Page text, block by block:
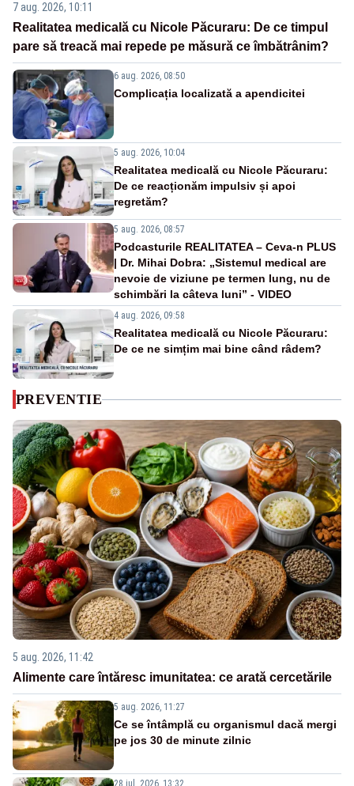
7 aug. 2026, 10:11
Realitatea medicală cu Nicole Păcuraru: De ce timpul
pare să treacă mai repede pe măsură ce îmbătrânim?
6 aug. 2026, 08:50
Complicația localizată a apendicitei
5 aug. 2026, 10:04
Realitatea medicală cu Nicole Păcuraru:
De ce reacționăm impulsiv și apoi
regretăm?
5 aug. 2026, 08:57
Podcasturile REALITATEA – Ceva-n PLUS
| Dr. Mihai Dobra: „Sistemul medical are
nevoie de viziune pe termen lung, nu de
schimbări la câteva luni” - VIDEO
4 aug. 2026, 09:58
Realitatea medicală cu Nicole Păcuraru:
De ce ne simțim mai bine când râdem?
PREVENTIE
5 aug. 2026, 11:42
Alimente care întăresc imunitatea: ce arată cercetările
5 aug. 2026, 11:27
Ce se întâmplă cu organismul dacă mergi
pe jos 30 de minute zilnic
28 iul. 2026, 13:32